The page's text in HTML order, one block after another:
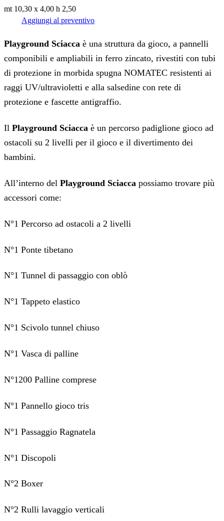
mt 10,30 x 4,00 h 2,50
Aggiungi al preventivo
Playground Sciacca è una struttura da gioco, a pannelli
componibili e ampliabili in ferro zincato, rivestiti con tubi
di protezione in morbida spugna NOMATEC resistenti ai
raggi UV/ultravioletti e alla salsedine con rete di
protezione e fascette antigraffio.
Il Playground Sciacca è un percorso padiglione gioco ad
ostacoli su 2 livelli per il gioco e il divertimento dei
bambini.
All’interno del Playground Sciacca possiamo trovare più
accessori come:
N°1 Percorso ad ostacoli a 2 livelli
N°1 Ponte tibetano
N°1 Tunnel di passaggio con oblò
N°1 Tappeto elastico
N°1 Scivolo tunnel chiuso
N°1 Vasca di palline
N°1200 Palline comprese
N°1 Pannello gioco tris
N°1 Passaggio Ragnatela
N°1 Discopoli
N°2 Boxer
N°2 Rulli lavaggio verticali